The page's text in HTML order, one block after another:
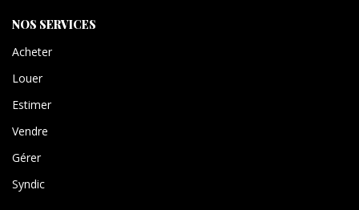
NOS SERVICES
Acheter
Louer
Estimer
Vendre
Gérer
Syndic